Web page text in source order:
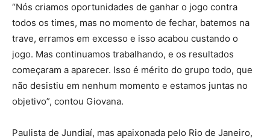
“Nós criamos oportunidades de ganhar o jogo contra
todos os times, mas no momento de fechar, batemos na
trave, erramos em excesso e isso acabou custando o
jogo. Mas continuamos trabalhando, e os resultados
começaram a aparecer. Isso é mérito do grupo todo, que
não desistiu em nenhum momento e estamos juntas no
objetivo”, contou Giovana.
Paulista de Jundiaí, mas apaixonada pelo Rio de Janeiro,